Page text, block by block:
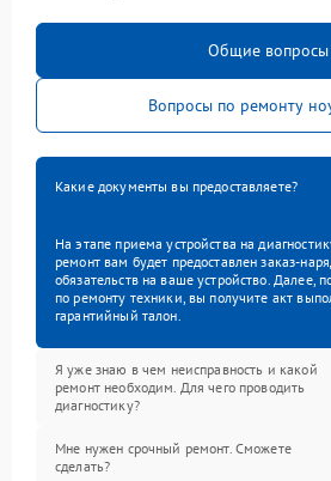
Общие вопросы
Вопросы по ремонту
Какие документы вы предоставляете?
На этапе приема устройства на
ремонт вам будет предоставлен заказ-
обязательств на ваше устройство. Далее,
по ремонту техники, вы получите акт
гарантийный талон.
Я уже знаю в чем неисправность и какой
ремонт необходим. Для чего проводить
диагностику?
Мне нужен срочный ремонт. Сможете
сделать?